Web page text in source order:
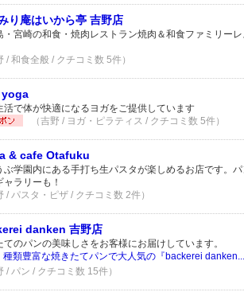
り庵はいから亭 吉野店
・宮崎の和食・焼肉レストラン焼肉＆和食ファミリー
/ 和食全般 / クチコミ数 5件）
活で体が快適になるヨガをご提供しています
（吉野 / ヨガ・ピラティス / クチコミ数 5件）
& cafe Otafuku
ぶ学園内にある手打ち生パスタが楽しめるお店です。
ャラリーも！
/ パスタ・ピザ / クチコミ数 2件）
danken 吉野店
てのパンの美味しさをお客様にお届けしています。
種類豊富な焼きたてパンで大人気の『backerei danken...
/ パン / クチコミ数 15件）